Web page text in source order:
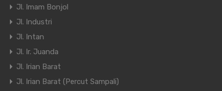
Jl. Imam Bonjol
Jl. Industri
Jl. Intan
Jl. Ir. Juanda
Jl. Irian Barat
Jl. Irian Barat (Percut Sampali)